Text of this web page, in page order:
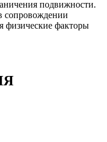
подвижности.
сопровождении
физические факторы